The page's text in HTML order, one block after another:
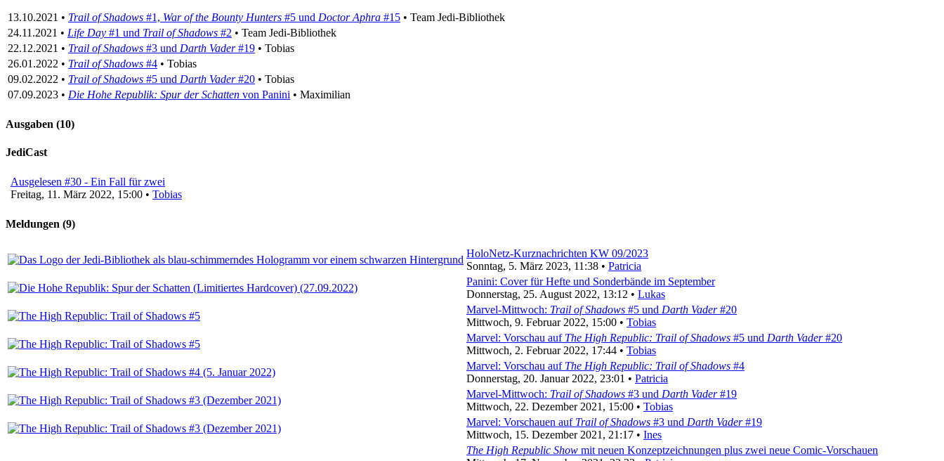
13.10.2021 • Trail of Shadows #1, War of the Bounty Hunters #5 und Doctor Aphra #15 • Team Jedi-Bibliothek
24.11.2021 • Life Day #1 und Trail of Shadows #2 • Team Jedi-Bibliothek
22.12.2021 • Trail of Shadows #3 und Darth Vader#19 • Tobias
26.01.2022 • Trail of Shadows #4 • Tobias
09.02.2022 • Trail of Shadows #5 und Darth Vader#20 • Tobias
07.09.2023 • Die Hohe Republik: Spur der Schatten von Panini • Maximilian
Ausgaben (10)
JediCast
Ausgelesen #30 - Ein Fall für zwei
Freitag, 11. März 2022, 15:00 • Tobias
Meldungen (9)
HoloNetz-Kurznachrichten KW 09/2023
Sonntag, 5. März 2023, 11:38 • Patricia
Panini: Cover für Hefte und Sonderbände im September
Donnerstag, 25. August 2022, 13:12 • Lukas
Marvel-Mittwoch: Trail of Shadows #5 und Darth Vader#20
Mittwoch, 9. Februar 2022, 15:00 • Tobias
Marvel: Vorschau auf The High Republic: Trail of Shadows #5 und Darth Vader#20
Mittwoch, 2. Februar 2022, 17:44 • Tobias
Marvel: Vorschau auf The High Republic: Trail of Shadows #4
Donnerstag, 20. Januar 2022, 23:01 • Patricia
Marvel-Mittwoch: Trail of Shadows #3 und Darth Vader#19
Mittwoch, 22. Dezember 2021, 15:00 • Tobias
Marvel: Vorschauen auf Trail of Shadows #3 und Darth Vader#19
Mittwoch, 15. Dezember 2021, 21:17 • Ines
The High Republic Show mit neuen Konzeptzeichnungen plus zwei neue Comic-Vorschauen